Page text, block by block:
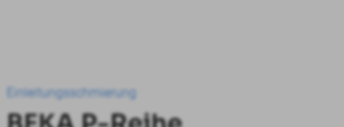
Einleitungsschmierung